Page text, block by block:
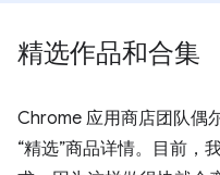
精选作品和合集
Chrome 应用商店团队偶
“精选”商品详情。目前，